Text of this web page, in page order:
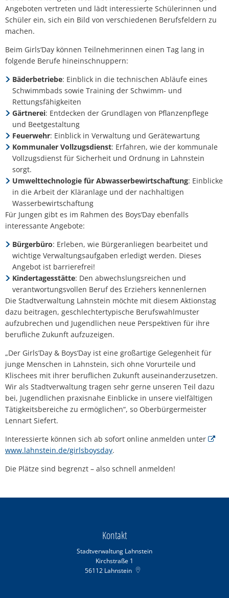
Angeboten vertreten und lädt interessierte Schülerinnen und
Schüler ein, sich ein Bild von verschiedenen Berufsfeldern zu
machen.
Beim Girls‘Day können Teilnehmerinnen einen Tag lang in
folgende Berufe hineinschnuppern:
Bäderbetriebe: Einblick in die technischen Abläufe eines
Schwimmbads sowie Training der Schwimm- und
Rettungsfähigkeiten
Gärtnerei: Entdecken der Grundlagen von Pflanzenpflege
und Beetgestaltung
Feuerwehr: Einblick in Verwaltung und Gerätewartung
Kommunaler Vollzugsdienst: Erfahren, wie der kommunale
Vollzugsdienst für Sicherheit und Ordnung in Lahnstein
sorgt.
Umwelttechnologie für Abwasserbewirtschaftung: Einblicke
in die Arbeit der Kläranlage und der nachhaltigen
Wasserbewirtschaftung
Für Jungen gibt es im Rahmen des Boys‘Day ebenfalls
interessante Angebote:
Bürgerbüro: Erleben, wie Bürgeranliegen bearbeitet und
wichtige Verwaltungsaufgaben erledigt werden. Dieses
Angebot ist barrierefrei!
Kindertagesstätte: Den abwechslungsreichen und
verantwortungsvollen Beruf des Erziehers kennenlernen
Die Stadtverwaltung Lahnstein möchte mit diesem Aktionstag
dazu beitragen, geschlechtertypische Berufswahlmuster
aufzubrechen und Jugendlichen neue Perspektiven für ihre
berufliche Zukunft aufzuzeigen.
„Der Girls’Day & Boys‘Day ist eine großartige Gelegenheit für
junge Menschen in Lahnstein, sich ohne Vorurteile und
Klischees mit ihrer beruflichen Zukunft auseinanderzusetzen.
Wir als Stadtverwaltung tragen sehr gerne unseren Teil dazu
bei, Jugendlichen praxisnahe Einblicke in unsere vielfältigen
Tätigkeitsbereiche zu ermöglichen“, so Oberbürgermeister
Lennart Siefert.
Interessierte können sich ab sofort online anmelden unter
www.lahnstein.de/girlsboysday.
Die Plätze sind begrenzt – also schnell anmelden!
Kontakt
Stadtverwaltung Lahnstein
Kirchstraße 1
56112 Lahnstein